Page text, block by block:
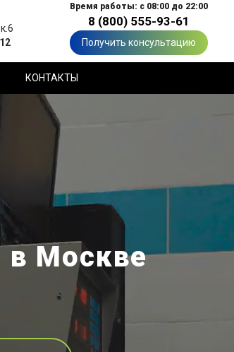
Время работы: с 08:00 до 22:00
8 (800) 555-93-61
Получить консультацию
КОНТАКТЫ
в Москве